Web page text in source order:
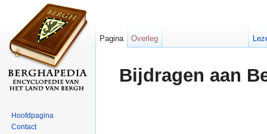
Bijdragen aan
Pagina Overleg
Hoofdpagina
Contact